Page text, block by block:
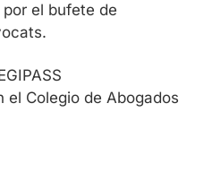
el bufete de
el Colegio de Abogados